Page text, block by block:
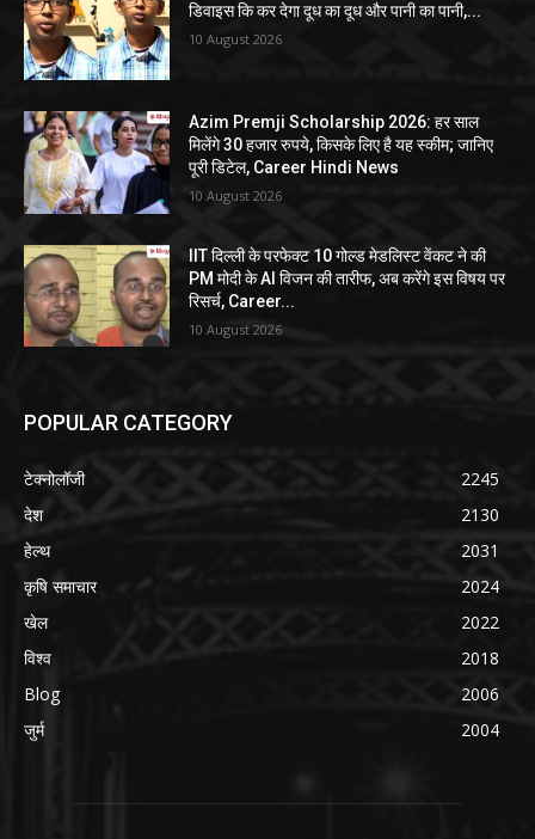
डिवाइस कि कर देगा दूध का दूध और पानी का पानी,...
10 August 2026
Azim Premji Scholarship 2026: हर साल
मिलेंगे 30 हजार रुपये, किसके लिए है यह स्कीम; जानिए
पूरी डिटेल, Career Hindi News
10 August 2026
IIT दिल्ली के परफेक्ट 10 गोल्ड मेडलिस्ट वेंकट ने की
PM मोदी के AI विजन की तारीफ, अब करेंगे इस विषय पर
रिसर्च, Career...
10 August 2026
POPULAR CATEGORY
टेक्नोलॉजी
2245
देश
2130
हेल्थ
2031
कृषि समाचार
2024
खेल
2022
विश्व
2018
Blog
2006
जुर्म
2004